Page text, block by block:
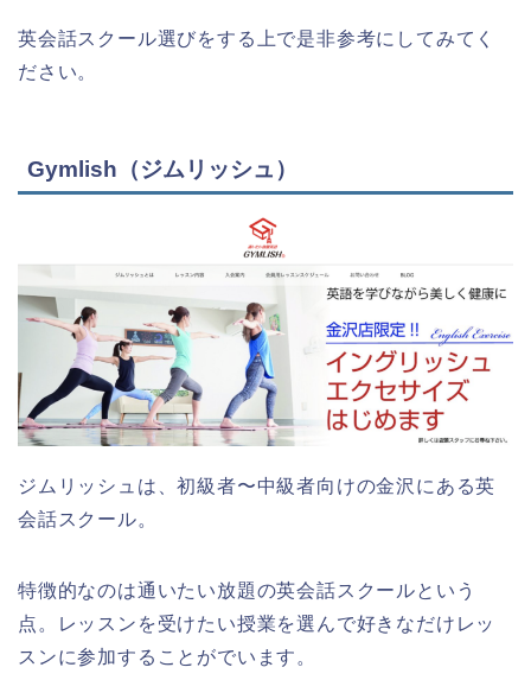
英会話スクール選びをする上で是非参考にしてみてく
ださい。
Gymlish（ジムリッシュ）
ジムリッシュは、初級者〜中級者向けの金沢にある英
会話スクール。
特徴的なのは通いたい放題の英会話スクールという
点。レッスンを受けたい授業を選んで好きなだけレッ
スンに参加することがでいます。